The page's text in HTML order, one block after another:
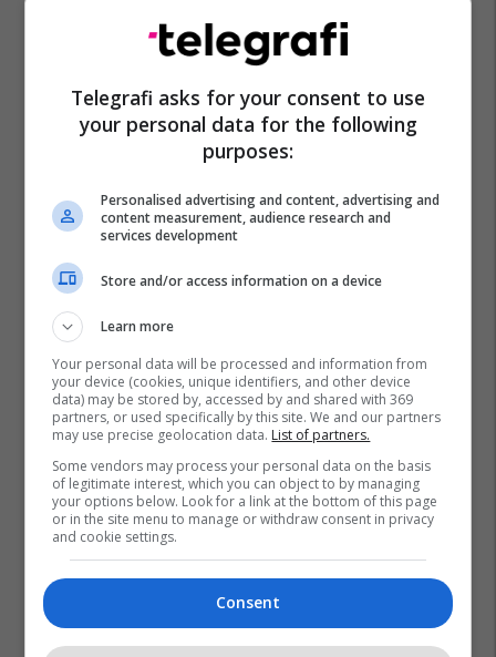
Marrëdhënie Intime Tingujt
Telegrafi asks for your consent to use
your personal data for the following
purposes:
Personalised advertising and content, advertising and
content measurement, audience research and
services development
Store and/or access information on a device
Learn more
Your personal data will be processed and information from
your device (cookies, unique identifiers, and other device
data) may be stored by, accessed by and shared with 369
partners, or used specifically by this site. We and our partners
may use precise geolocation data. List of partners.
Some vendors may process your personal data on the basis
of legitimate interest, which you can object to by managing
your options below. Look for a link at the bottom of this page
or in the site menu to manage or withdraw consent in privacy
and cookie settings.
Consent